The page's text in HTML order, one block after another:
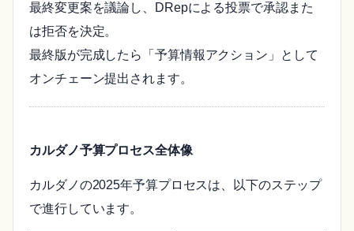
最終変更案を議論し、DRepによる投票で承認また
は拒否を決定。
最終版が完成したら「予算情報アクション」として
オンチェーン提出されます。
カルダノ予算プロセス全体像
カルダノの2025年予算プロセスは、以下のステップ
で進行しています。